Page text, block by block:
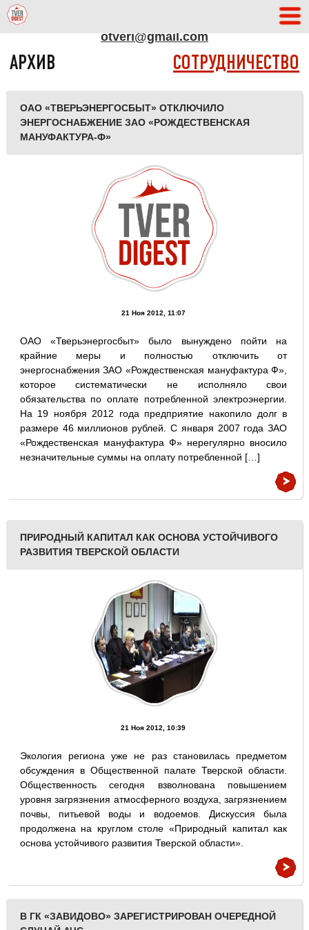
otveri@gmail.com
АРХИВ СОТРУДНИЧЕСТВО
ОАО «ТВЕРЬЭНЕРГОСБЫТ» ОТКЛЮЧИЛО
ЭНЕРГОСНАБЖЕНИЕ ЗАО «РОЖДЕСТВЕНСКАЯ
МАНУФАКТУРА-Ф»
21 Ноя 2012, 11:07
ОАО «Тверьэнергосбыт» было вынуждено пойти на
крайние меры и полностью отключить от
энергоснабжения ЗАО «Рождественская мануфактура Ф»,
которое систематически не исполняло свои
обязательства по оплате потребленной электроэнергии.
На 19 ноября 2012 года предприятие накопило долг в
размере 46 миллионов рублей. С января 2007 года ЗАО
«Рождественская мануфактура Ф» нерегулярно вносило
незначительные суммы на оплату потребленной […]
ПРИРОДНЫЙ КАПИТАЛ КАК ОСНОВА УСТОЙЧИВОГО
РАЗВИТИЯ ТВЕРСКОЙ ОБЛАСТИ
21 Ноя 2012, 10:39
Экология региона уже не раз становилась предметом
обсуждения в Общественной палате Тверской области.
Общественность сегодня взволнована повышением
уровня загрязнения атмосферного воздуха, загрязнением
почвы, питьевой воды и водоемов. Дискуссия была
продолжена на круглом столе «Природный капитал как
основа устойчивого развития Тверской области».
В ГК «ЗАВИДОВО» ЗАРЕГИСТРИРОВАН ОЧЕРЕДНОЙ